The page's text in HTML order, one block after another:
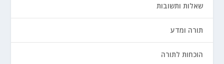
שאלות ותשובות
תורה ומדע
הוכחות לתורה